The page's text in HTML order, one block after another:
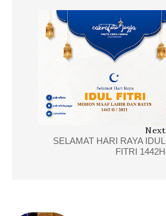
Next
SELAMAT HARI RAYA IDUL
FITRI 1442H